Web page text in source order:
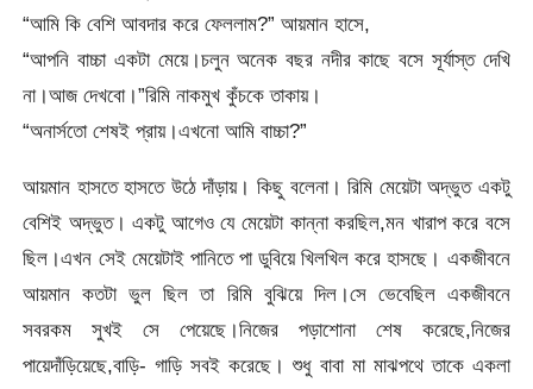
“আমি কি বেশি আবদার করে ফেললাম?” আয়মান হাসে,
“আপনি বাচ্চা একটা মেয়ে।চলুন অনেক বছর নদীর কাছে বসে সূর্যাস্ত দেখি
না।আজ দেখবো।”রিমি নাকমুখ কুঁচকে তাকায়।
“অনার্সতো শেষই প্রায়।এখনো আমি বাচ্চা?”
আয়মান হাসতে হাসতে উঠে দাঁড়ায়। কিছু বলেনা। রিমি মেয়েটা অদ্ভুত একটু
বেশিই অদ্ভুত। একটু আগেও যে মেয়েটা কান্না করছিল,মন খারাপ করে বসে
ছিল।এখন সেই মেয়েটাই পানিতে পা ডুবিয়ে খিলখিল করে হাসছে। একজীবনে
আয়মান কতটা ভুল ছিল তা রিমি বুঝিয়ে দিল।সে ভেবেছিল একজীবনে
সবরকম সুখই সে পেয়েছে।নিজের পড়াশোনা শেষ করেছে,নিজের
পায়েদাঁড়িয়েছে,বাড়ি- গাড়ি সবই করেছে। শুধু বাবা মা মাঝপথে তাকে একলা